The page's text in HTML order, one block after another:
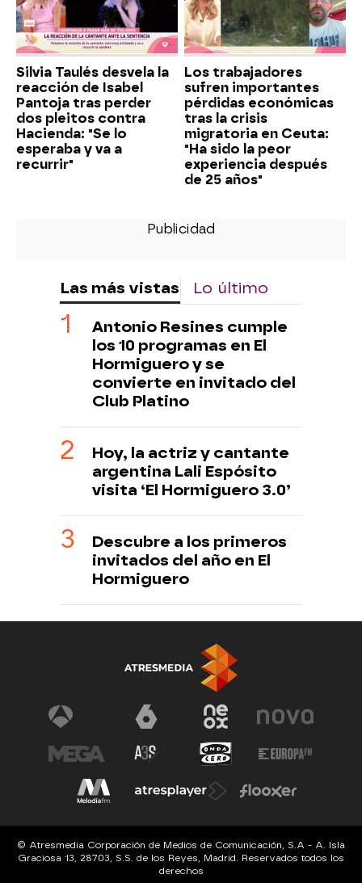
Silvia Taulés desvela la
reacción de Isabel
Pantoja tras perder
dos pleitos contra
Hacienda: "Se lo
esperaba y va a
recurrir"
Los trabajadores
sufren importantes
pérdidas económicas
tras la crisis
migratoria en Ceuta:
"Ha sido la peor
experiencia después
de 25 años"
Las más vistas Lo último
Antonio Resines cumple
los 10 programas en El
Hormiguero y se
convierte en invitado del
Club Platino
Hoy, la actriz y cantante
argentina Lali Espósito
visita ‘El Hormiguero 3.0’
Descubre a los primeros
invitados del año en El
Hormiguero
© Atresmedia Corporación de Medios de Comunicación, S.A - A. Isla
Graciosa 13, 28703, S.S. de los Reyes, Madrid. Reservados todos los
derechos